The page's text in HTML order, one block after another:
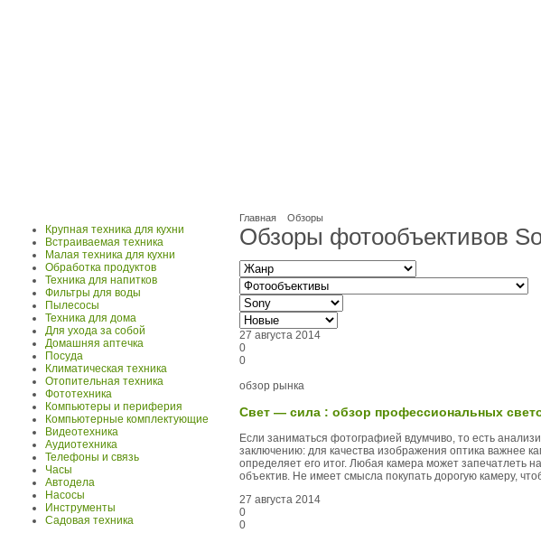
Главная Обзоры
Обзоры фотообъективов
27 августа 2014
0
0
обзор рынка
Свет — сила : обзор профессиональных
Если заниматься фотографией вдумчиво, то есть
заключению: для качества изображения оптика важнее
определяет его итог. Любая камера может запечатлеть
объектив. Не имеет смысла покупать дорогую камеру,
27 августа 2014
0
0
Крупная техника для кухни
Встраиваемая техника
Малая техника для кухни
Обработка продуктов
Техника для напитков
Фильтры для воды
Пылесосы
Техника для дома
Для ухода за собой
Домашняя аптечка
Посуда
Климатическая техника
Отопительная техника
Фототехника
Компьютеры и периферия
Компьютерные комплектующие
Видеотехника
Аудиотехника
Телефоны и связь
Часы
Автодела
Насосы
Инструменты
Садовая техника